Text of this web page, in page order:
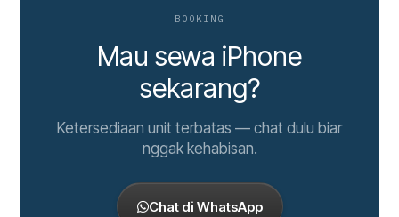
BOOKING
Mau sewa iPhone
sekarang?
Ketersediaan unit terbatas — chat dulu biar
nggak kehabisan.
Chat di WhatsApp